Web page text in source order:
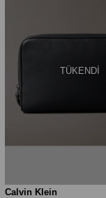
TÜKENDI
Calvin Klein